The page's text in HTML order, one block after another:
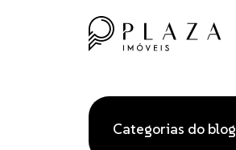
Categorias do blog